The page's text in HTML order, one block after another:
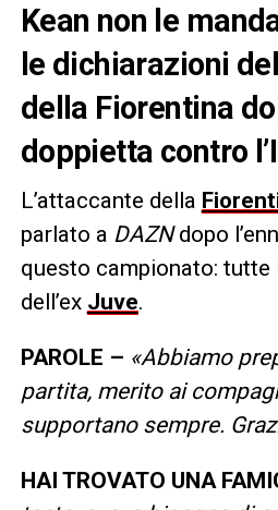
Kean non le
le dichiarazioni
della Fiorentina
doppietta contro
L’attaccante della
parlato a DAZNdopo
questo campionato: tutte
dell’ex Juve.
PAROLE – «Abbiamo
partita, merito ai
supportano sempre.
HAI TROVATO UNA